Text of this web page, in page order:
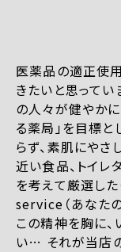
医薬品の適正使
きたいと思ってい
の人々が健やか
る薬局」を目標
らず、素肌にや
近い食品、トイレ
を考えて厳選し
service（あなた
この精神を胸に
い… それが当店